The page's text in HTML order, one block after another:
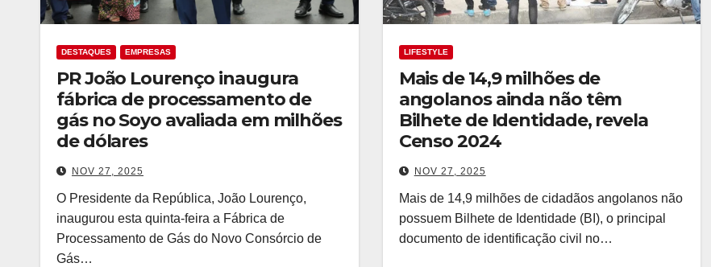
DESTAQUES EMPRESAS
PR João Lourenço inaugura
fábrica de processamento de
gás no Soyo avaliada em milhões
de dólares
NOV 27, 2025
O Presidente da República, João Lourenço,
inaugurou esta quinta-feira a Fábrica de
Processamento de Gás do Novo Consórcio de
Gás…
LIFESTYLE
Mais de 14,9 milhões de
angolanos ainda não têm
Bilhete de Identidade, revela
Censo 2024
NOV 27, 2025
Mais de 14,9 milhões de cidadãos angolanos não
possuem Bilhete de Identidade (BI), o principal
documento de identificação civil no…